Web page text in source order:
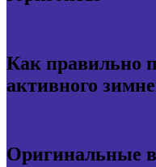
Как правильно
активного
Оригинальные